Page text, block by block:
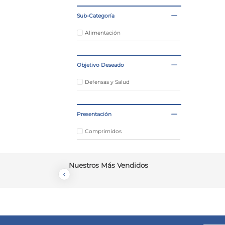
Sub-Categoría
Alimentación
Objetivo Deseado
Defensas y Salud
Presentación
Comprimidos
Nuestros Más Vendidos